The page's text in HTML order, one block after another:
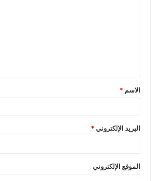
الاسم *
البريد الإلكتروني*
الموقع الإلكتروني